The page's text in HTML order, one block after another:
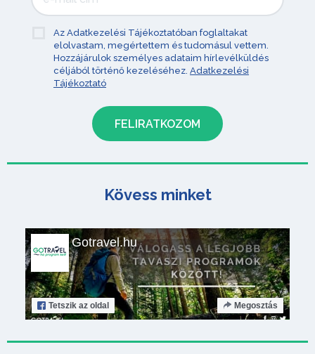
Az Adatkezelési Tájékoztatóban foglaltakat
elolvastam, megértettem és tudomásul vettem.
Hozzájárulok személyes adataim hírlevélküldés
céljából történő kezeléséhez. Adatkezelési
Tájékoztató
Kövess minket
Gotravel.hu
Tetszik az oldal Megosztás